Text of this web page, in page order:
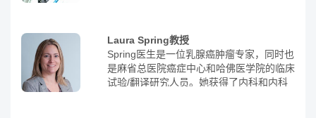
届日本乳腺癌学会学术总会中发表演讲，也
曾多次在权威杂志，如《日本形成外科学会
会志》、《日本临床外科学会杂志》中发表
论文。注：整形外科是一个新的领域，这个
癌、原发性纵膈生殖细胞肿瘤等疾病。胜俣
范之教授曾参演医疗主题电影《提前筛查癌
症的重要性 がんになる前に知っておくこ
と》，并在肿瘤内科学、癌症化学治疗和抗
Laura Spring教授
Spring医生是一位乳腺癌肿瘤专家，同时也
是麻省总医院癌症中心和哈佛医学院的临床
试验/翻译研究人员。她获得了内科和内科